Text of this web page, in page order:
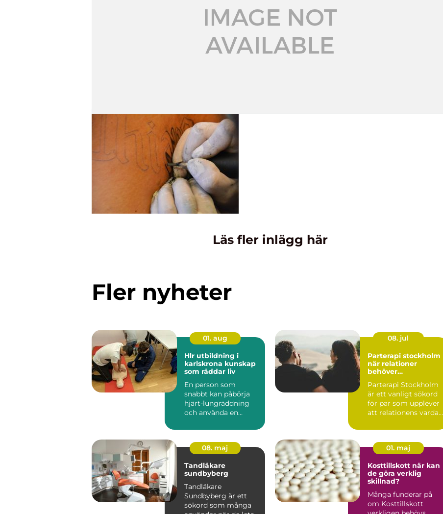
Läs fler inlägg här
Fler nyheter
01. aug
Hlr utbildning i
karlskrona kunskap
som räddar liv
En person som
snabbt kan påbörja
hjärt-lungräddning
och använda en
skillnaden...
08. jul
Parterapi stockholm
när relationer
behöver
Parterapi Stockholm
är ett vanligt sökord
för par som upplever
att relationens vardag
08. maj
Tandläkare
sundbyberg
Tandläkare
Sundbyberg är ett
sökord som många
01. maj
Kosttillskott när kan
de göra verklig
skillnad?
Många funderar på
om Kosttillskott